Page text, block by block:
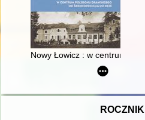
Nowy Łowicz : w centrum